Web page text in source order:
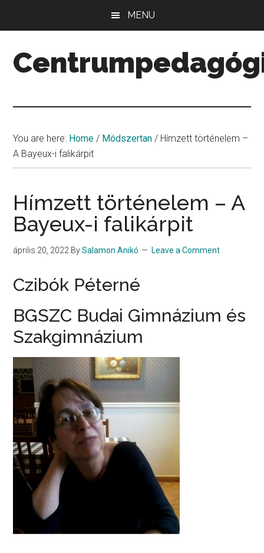
content
sidebar
sidebar
MENU
You are here: Home / Módszertan / Hímzett történelem –
A Bayeux-i falikárpit
Hímzett történelem – A
Bayeux-i falikárpit
április 20, 2022 BySalamon Anikó Leave a Comment
Czibók Péterné
BGSZC Budai Gimnázium és
Szakgimnázium